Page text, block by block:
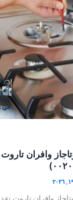
وافران تاروت